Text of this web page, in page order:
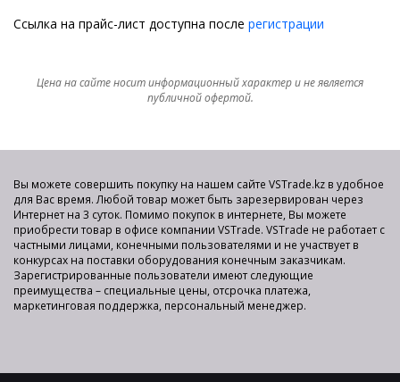
Ссылка на прайс-лист доступна после регистрации
Цена на сайте носит информационный характер и не является
публичной офертой.
Вы можете совершить покупку на нашем сайте VSTrade.kz в удобное
для Вас время. Любой товар может быть зарезервирован через
Интернет на 3 суток. Помимо покупок в интернете, Вы можете
приобрести товар в офисе компании VSTrade. VSTrade не работает с
частными лицами, конечными пользователями и не участвует в
конкурсах на поставки оборудования конечным заказчикам.
Зарегистрированные пользователи имеют следующие
преимущества – специальные цены, отсрочка платежа,
маркетинговая поддержка, персональный менеджер.